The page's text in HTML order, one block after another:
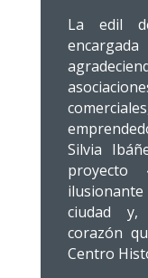
La edil
Silvia
proyecto
ciudad y,
corazón
Centro